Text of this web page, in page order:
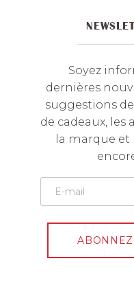
Soyez
dernières
suggestions
de cadeaux, les
la marque